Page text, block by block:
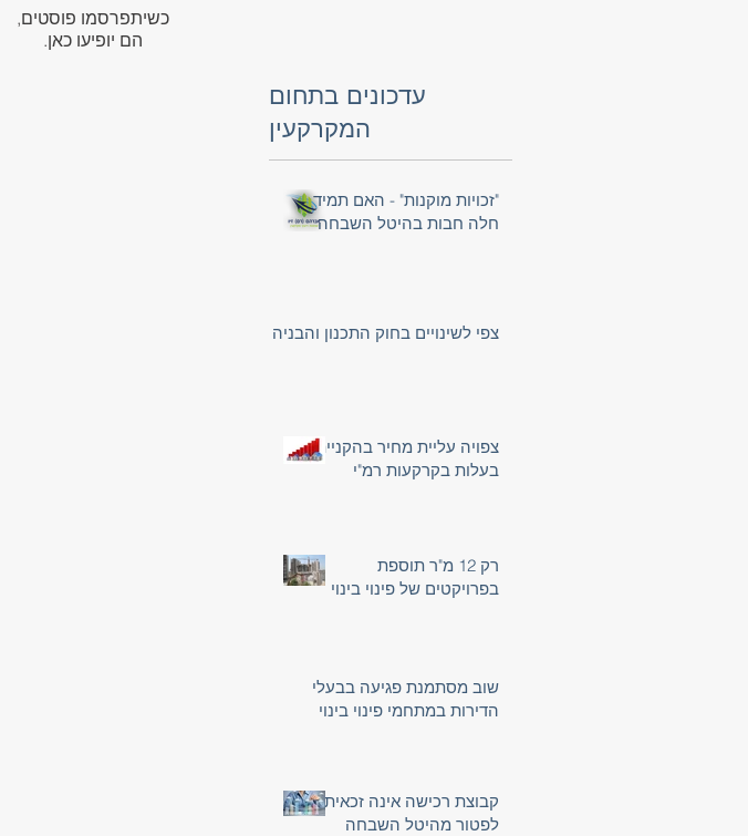
כשיתפרסמו פוסטים,
הם יופיעו כאן.
עדכונים בתחום
המקרקעין
"זכויות מוקנות" - האם תמיד
חלה חבות בהיטל השבחה
צפי לשינויים בחוק התכנון והבניה
צפויה עליית מחיר בהקניית
בעלות בקרקעות רמ"י
רק 12 מ"ר תוספת
בפרויקטים של פינוי בינוי
שוב מסתמנת פגיעה בבעלי
הדירות במתחמי פינוי בינוי
קבוצת רכישה אינה זכאית
לפטור מהיטל השבחה